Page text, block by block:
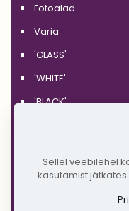
Fotoalad
Varia
'GLASS'
'WHITE'
'BLACK'
'COPPER'
Sellel veebilehel
kasutamist